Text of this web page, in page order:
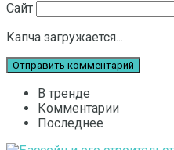
Сайт
Капча загружается...
В тренде
Комментарии
Последнее